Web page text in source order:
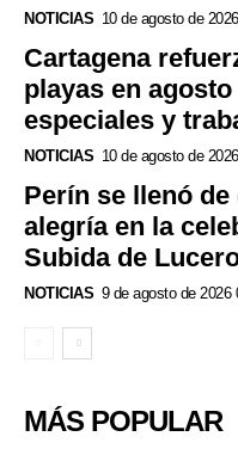
NOTICIAS 10 de agosto de
Cartagena
playas en
especiales y
NOTICIAS 10 de agosto de
Perín se llenó
alegría en la
Subida de
NOTICIAS 9 de agosto de 2026
MÁS POPULAR